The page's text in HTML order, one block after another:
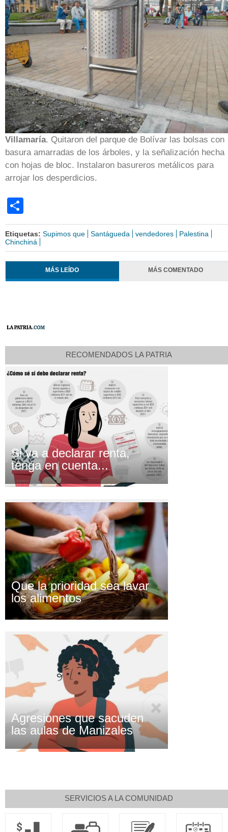
Villamaría. Quitaron del parque de Bolívar las bolsas con
basura amarradas de los árboles, y la señalización hecha
con hojas de bloc. Instalaron basureros metálicos para
arrojar los desperdicios.
Etiquetas: Supimos que Santágueda vendedores
Palestina
Chinchiná
MÁS LEÍDO MÁS COMENTADO
RECOMENDADOS LA PATRIA
Si va a declarar renta,
tenga en cuenta...
Que la prioridad sea lavar
los alimentos
Agresiones que sacuden
las aulas de Manizales
SERVICIOS A LA COMUNIDAD